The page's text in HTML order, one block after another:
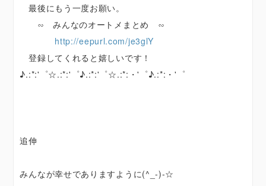
最後にもう一度お願い。
∽ みんなのオートメまとめ ∽
http://eepurl.com/je3glY
登録してくれると嬉しいです！
♪.:*:'゜☆.:*:'゜♪.:*:'゜☆.:*:・'゜♪.:*:・'゜
追伸
みんなが幸せでありますように(^_-)-☆